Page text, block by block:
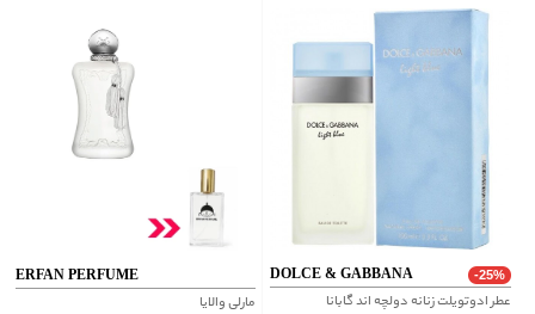
ERFAN PERFUME
مارلی والایا
DOLCE & GABBANA -25%
عطر ادوتویلت زنانه دولچه اند گابانا